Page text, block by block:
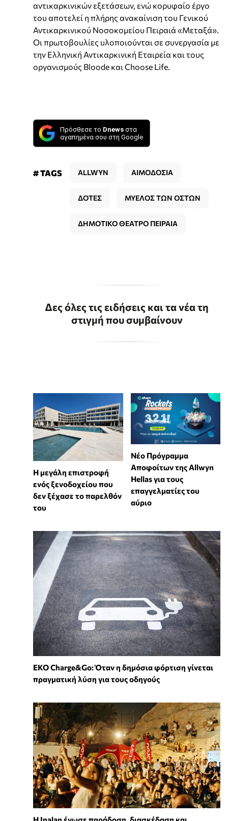
αντικαρκινικών εξετάσεων, ενώ κορυφαίο έργο
του αποτελεί η πλήρης ανακαίνιση του Γενικού
Αντικαρκινικού Νοσοκομείου Πειραιά «Μεταξά».
Οι πρωτοβουλίες υλοποιούνται σε συνεργασία με
την Ελληνική Αντικαρκινική Εταιρεία και τους
οργανισμούς Bloode και Choose Life.
Πρόσθεσε το Dnews στα
αγαπημένα σου στη Google
# TAGS ALLWYN ΑΙΜΟΔΟΣΙΑ
ΔΟΤΕΣ ΜΥΕΛΟΣ ΤΩΝ ΟΣΤΩΝ
ΔΗΜΟΤΙΚΟ ΘΕΑΤΡΟ ΠΕΙΡΑΙΑ
Δες όλες τις ειδήσεις και τα νέα τη
στιγμή που συμβαίνουν
Η μεγάλη επιστροφή
ενός ξενοδοχείου που
δεν ξέχασε το παρελθόν
του
Νέο Πρόγραμμα
Αποφοίτων της Allwyn
Hellas για τους
επαγγελματίες του
αύριο
EKO Charge&Go: Όταν η δημόσια φόρτιση γίνεται
πραγματική λύση για τους οδηγούς